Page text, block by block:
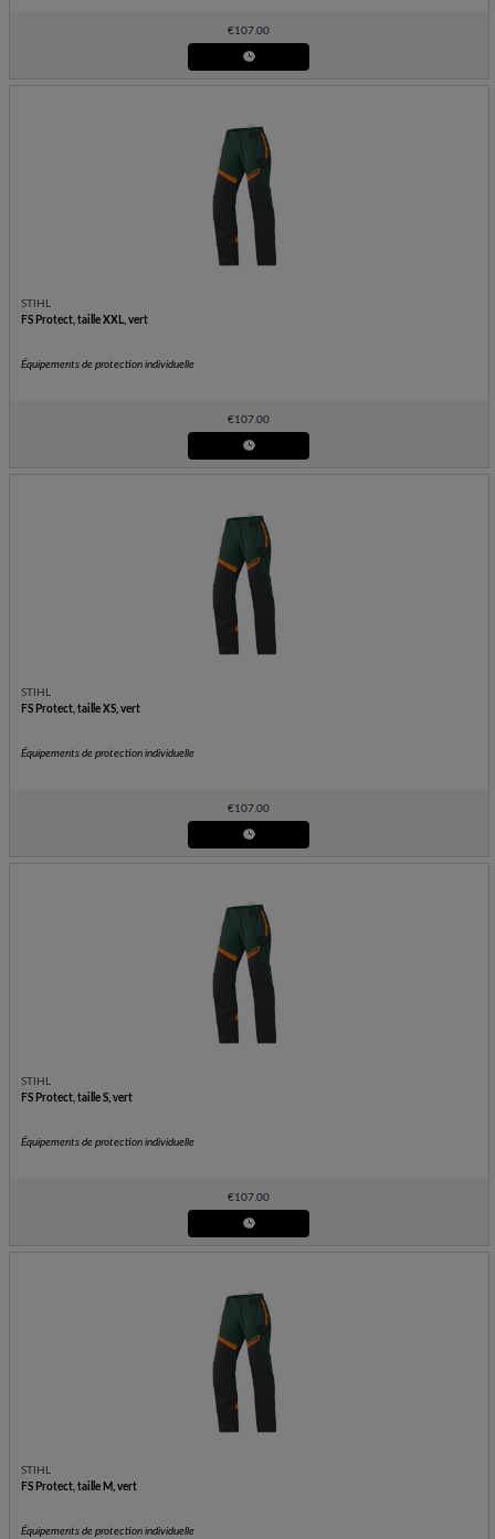
€107.00
STIHL
FS Protect, taille XXL, vert
Équipements de protection individuelle
€107.00
STIHL
FS Protect, taille XS, vert
Équipements de protection individuelle
€107.00
STIHL
FS Protect, taille S, vert
Équipements de protection individuelle
€107.00
STIHL
FS Protect, taille M, vert
Équipements de protection individuelle